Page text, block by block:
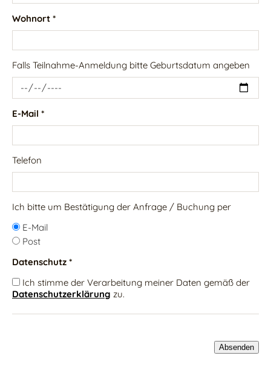
Wohnort *
Falls Teilnahme-Anmeldung bitte Geburtsdatum angeben
E-Mail *
Telefon
Ich bitte um Bestätigung der Anfrage / Buchung per
E-Mail
Post
Datenschutz *
Ich stimme der Verarbeitung meiner Daten gemäß der
Datenschutzerklärung zu.